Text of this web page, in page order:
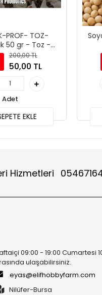
PROF- TOZ-
50 gr - Toz -
Katılır
200,00 TL
50,00 TL
Adet
EKLE
Hizmetleri
09:00 - 19:00 Cumartesi
ulaşabilirsiniz.
eyas@elifhobbyfarm.com
Nilüfer-Bursa